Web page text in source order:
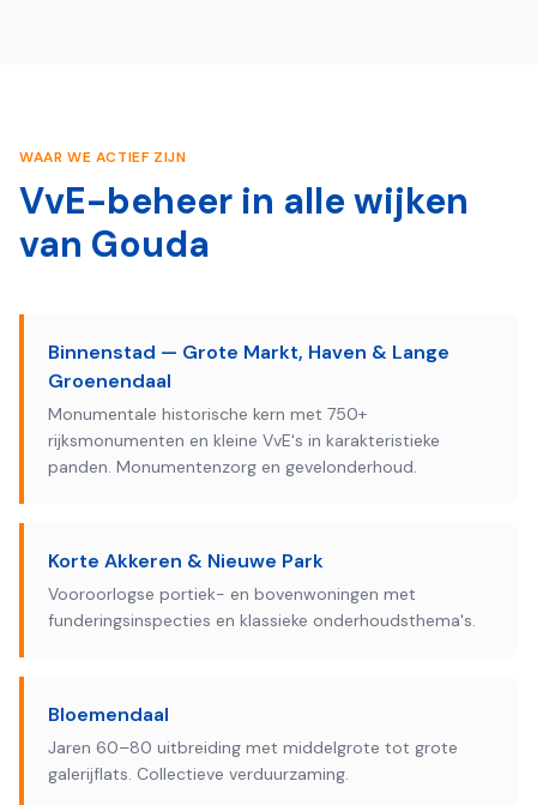
WAAR WE ACTIEF ZIJN
VvE-beheer in alle wijken
van Gouda
Binnenstad — Grote Markt, Haven & Lange
Groenendaal
Monumentale historische kern met 750+
rijksmonumenten en kleine VvE's in karakteristieke
panden. Monumentenzorg en gevelonderhoud.
Korte Akkeren & Nieuwe Park
Vooroorlogse portiek- en bovenwoningen met
funderings­inspecties en klassieke onderhoudsthema's.
Bloemendaal
Jaren 60–80 uitbreiding met middelgrote tot grote
galerijflats. Collectieve verduurzaming.